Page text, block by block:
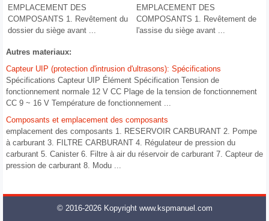
EMPLACEMENT DES
COMPOSANTS 1. Revêtement du
dossier du siège avant ...
EMPLACEMENT DES
COMPOSANTS 1. Revêtement de
l'assise du siège avant ...
Autres materiaux:
Capteur UIP (protection d'intrusion d'ultrasons): Spécifications
Spécifications Capteur UIP Élément Spécification Tension de
fonctionnement normale 12 V CC Plage de la tension de fonctionnement
CC 9 ~ 16 V Température de fonctionnement ...
Composants et emplacement des composants
emplacement des composants 1. RESERVOIR CARBURANT 2. Pompe
à carburant 3. FILTRE CARBURANT 4. Régulateur de pression du
carburant 5. Canister 6. Filtre à air du réservoir de carburant 7. Capteur de
pression de carburant 8. Modu ...
© 2016-2026 Kopyright www.kspmanuel.com